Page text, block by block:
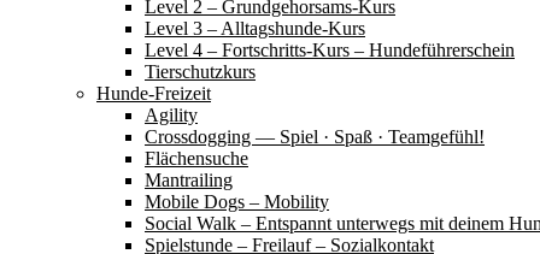
Level 2 – Grundgehorsams-Kurs
Level 3 – Alltagshunde-Kurs
Level 4 – Fortschritts-Kurs – Hundeführerschein
Tierschutzkurs
Hunde-Freizeit
Agility
Crossdogging — Spiel · Spaß · Teamgefühl!
Flächensuche
Mantrailing
Mobile Dogs – Mobility
Social Walk – Entspannt unterwegs mit deinem
Spielstunde – Freilauf – Sozialkontakt